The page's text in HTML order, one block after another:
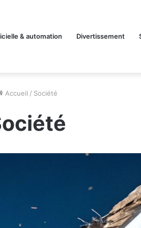
& automation Divertissement
Accueil / Société